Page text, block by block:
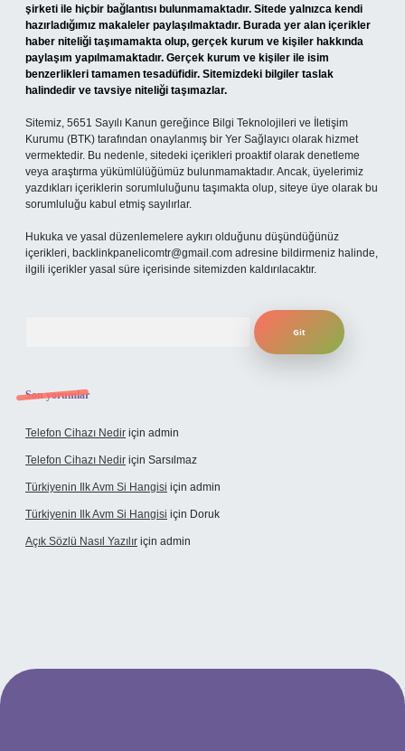
şirketi ile hiçbir bağlantısı bulunmamaktadır. Sitede yalnızca kendi
hazırladığımız makaleler paylaşılmaktadır. Burada yer alan içerikler
haber niteliği taşımamakta olup, gerçek kurum ve kişiler hakkında
paylaşım yapılmamaktadır. Gerçek kurum ve kişiler ile isim
benzerlikleri tamamen tesadüfidir. Sitemizdeki bilgiler taslak
halindedir ve tavsiye niteliği taşımazlar.
Sitemiz, 5651 Sayılı Kanun gereğince Bilgi Teknolojileri ve İletişim
Kurumu (BTK) tarafından onaylanmış bir Yer Sağlayıcı olarak hizmet
vermektedir. Bu nedenle, sitedeki içerikleri proaktif olarak denetleme
veya araştırma yükümlülüğümüz bulunmamaktadır. Ancak, üyelerimiz
yazdıkları içeriklerin sorumluluğunu taşımakta olup, siteye üye olarak bu
sorumluluğu kabul etmiş sayılırlar.
Hukuka ve yasal düzenlemelere aykırı olduğunu düşündüğünüz
içerikleri, backlinkpanelicomtr@gmail.com adresine bildirmeniz halinde,
ilgili içerikler yasal süre içerisinde sitemizden kaldırılacaktır.
Son yorumlar
Telefon Cihazı Nedir için admin
Telefon Cihazı Nedir için Sarsılmaz
Türkiyenin Ilk Avm Si Hangisi için admin
Türkiyenin Ilk Avm Si Hangisi için Doruk
Açık Sözlü Nasıl Yazılır için admin
adresi